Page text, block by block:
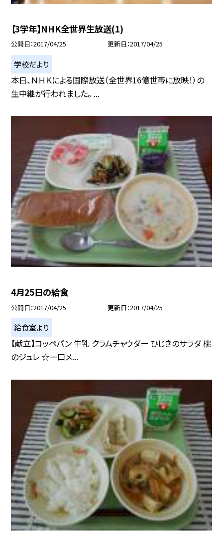
【3学年】NHK全世界生放送(1)
公開日 2017/04/25 更新日 2017/04/25
学校だより
本日、ＮＨＫによる国際放送（全世界16億世帯に放映！）の
生中継が行われました。 ...
4月25日の給食
公開日 2017/04/25 更新日 2017/04/25
給食室より
【献立】コッペパン 牛乳 クラムチャウダー ひじきのサラダ 桃
のジュレ ☆一口メ...